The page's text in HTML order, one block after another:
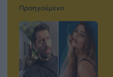
Προηγούμενο